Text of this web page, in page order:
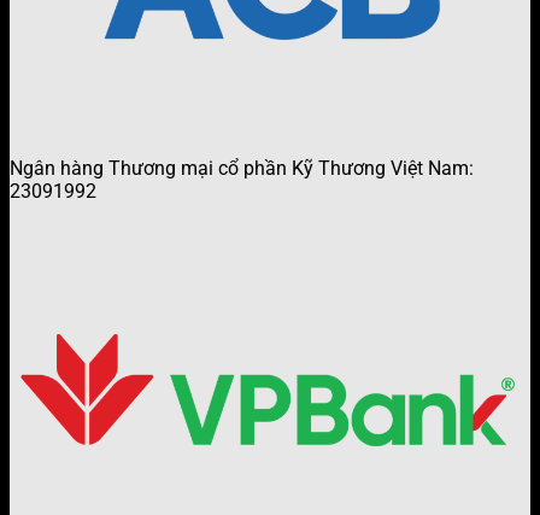
Ngân hàng Thương mại cổ phần Kỹ Thương Việt Nam:
23091992